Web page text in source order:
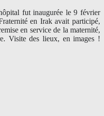
fut inaugurée le 9 février
en Irak avait participé,
en service de la maternité,
Visite des lieux, en images !